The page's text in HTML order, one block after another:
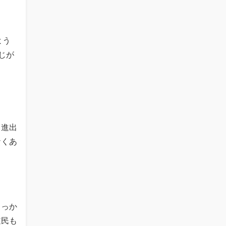
が
出
あ
か
も